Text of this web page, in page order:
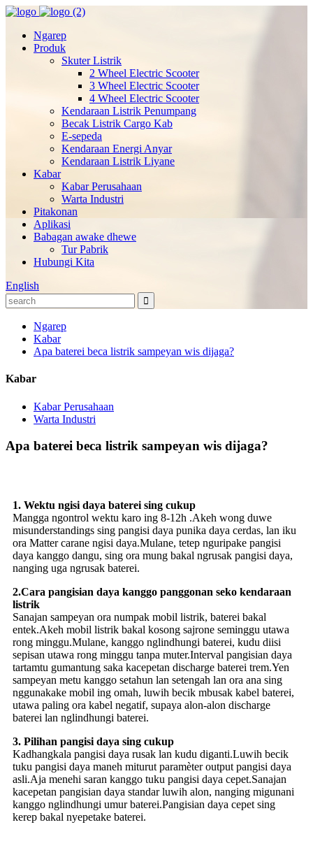
Ngarep
Produk
Skuter Listrik
2 Wheel Electric Scooter
3 Wheel Electric Scooter
4 Wheel Electric Scooter
Kendaraan Listrik Penumpang
Becak Listrik Cargo Kab
E-sepeda
Kendaraan Energi Anyar
Kendaraan Listrik Liyane
Kabar
Kabar Perusahaan
Warta Industri
Pitakonan
Aplikasi
Babagan awake dhewe
Tur Pabrik
Hubungi Kita
English
Ngarep
Kabar
Apa baterei beca listrik sampeyan wis dijaga?
Kabar
Kabar Perusahaan
Warta Industri
Apa baterei beca listrik sampeyan wis dijaga?
1. Wektu ngisi daya baterei sing cukup
Mangga ngontrol wektu karo ing 8-12h .Akeh wong duwe
misunderstandings sing pangisi daya punika daya cerdas, lan iku
ora Matter carane ngisi daya.Mulane, tetep nguripake pangisi
daya kanggo dangu, sing ora mung bakal ngrusak pangisi daya,
nanging uga ngrusak baterei.
2.Cara pangisian daya kanggo panggonan seko kendaraan
listrik
Sanajan sampeyan ora numpak mobil listrik, baterei bakal
entek.Akeh mobil listrik bakal kosong sajrone seminggu utawa
rong minggu.Mulane, kanggo nglindhungi baterei, kudu diisi
sepisan utawa rong minggu tanpa muter.Interval pangisian daya
tartamtu gumantung saka kacepetan discharge baterei trem.Yen
sampeyan metu kanggo setahun lan setengah lan ora ana sing
nggunakake mobil ing omah, luwih becik mbusak kabel baterei,
utawa paling ora kabel negatif, supaya alon-alon discharge
baterei lan nglindhungi baterei.
3. Pilihan pangisi daya sing cukup
Kadhangkala pangisi daya rusak lan kudu diganti.Luwih becik
tuku pangisi daya maneh miturut paramèter output pangisi daya
asli.Aja menehi saran kanggo tuku pangisi daya cepet.Sanajan
kacepetan pangisian daya standar luwih alon, nanging migunani
kanggo nglindhungi umur baterei.Pangisian daya cepet sing
kerep bakal nyepetake baterei.